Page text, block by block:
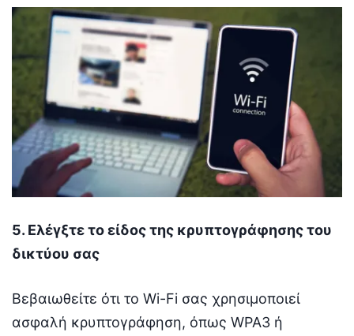
5. Ελέγξτε το είδος της κρυπτογράφησης του
δικτύου σας
Βεβαιωθείτε ότι το Wi-Fi σας χρησιμοποιεί
ασφαλή κρυπτογράφηση, όπως WPA3 ή